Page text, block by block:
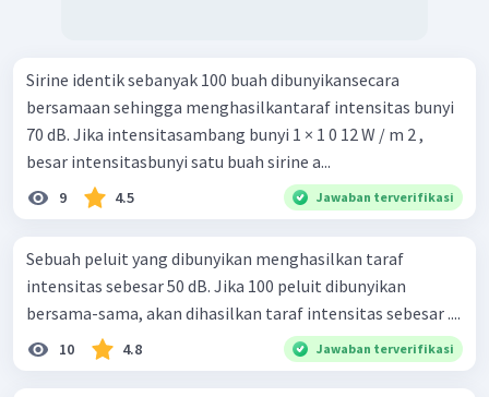
Sirine identik sebanyak 100 buah dibunyikansecara
bersamaan sehingga menghasilkantaraf intensitas bunyi
70 dB. Jika intensitasambang bunyi 1 × 1 0 12 W / m 2 ,
besar intensitasbunyi satu buah sirine a...
9 4.5 Jawaban terverifikasi
Sebuah peluit yang dibunyikan menghasilkan taraf
intensitas sebesar 50 dB. Jika 100 peluit dibunyikan
bersama-sama, akan dihasilkan taraf intensitas sebesar ....
10 4.8 Jawaban terverifikasi